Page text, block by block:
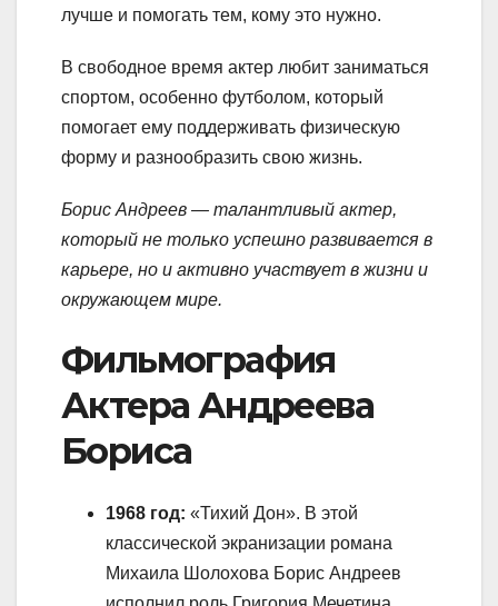
лучше и помогать тем, кому это нужно.
В свободное время актер любит заниматься
спортом, особенно футболом, который
помогает ему поддерживать физическую
форму и разнообразить свою жизнь.
Борис Андреев — талантливый актер,
который не только успешно развивается в
карьере, но и активно участвует в жизни и
окружающем мире.
Фильмография
Актера Андреева
Бориса
1968 год: «Тихий Дон». В этой
классической экранизации романа
Михаила Шолохова Борис Андреев